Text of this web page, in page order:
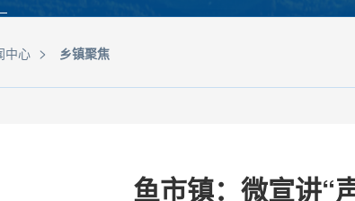
中心 > 乡镇聚焦
鱼市镇：微宣讲“